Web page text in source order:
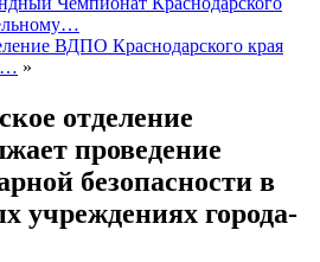
ВДПО Краснодарского края
»
отделение
проведение
безопасности в
учреждениях города-